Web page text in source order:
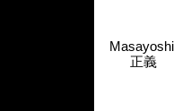
Masayoshi
正義